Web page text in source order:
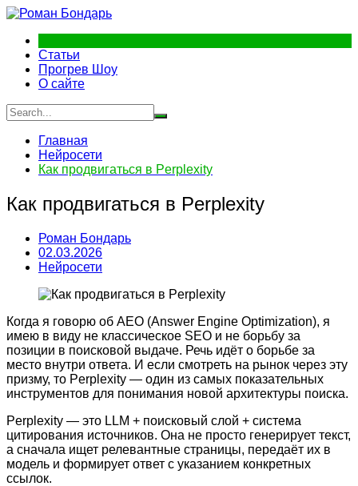
Перейти
содержимому
Статьи
Прогрев Шоу
О сайте
Главная
Нейросети
Как продвигаться в Perplexity
Как продвигаться в Perplexity
Роман Бондарь
02.03.2026
Нейросети
Когда я говорю об AEO (Answer Engine Optimization), я
имею в виду не классическое SEO и не борьбу за
позиции в поисковой выдаче. Речь идёт о борьбе за
место внутри ответа. И если смотреть на рынок через эту
призму, то Perplexity — один из самых показательных
инструментов для понимания новой архитектуры поиска.
Perplexity — это LLM + поисковый слой + система
цитирования источников. Она не просто генерирует текст,
а сначала ищет релевантные страницы, передаёт их в
модель и формирует ответ с указанием конкретных
ссылок.